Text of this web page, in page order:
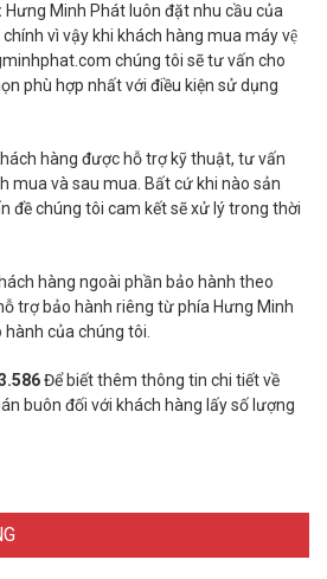
Hưng Minh Phát luôn đặt nhu cầu của
vì vậy khi khách hàng mua máy vệ
chúng tôi sẽ tư vấn cho
phù hợp nhất với điều kiện sử dụng
hàng được hỗ trợ kỹ thuật, tư vấn
mua và sau mua. Bất cứ khi nào sản
đề chúng tôi cam kết sẽ xử lý trong thời
hàng ngoài phần bảo hành theo
trợ bảo hành riêng từ phía Hưng Minh
của chúng tôi.
Để biết thêm thông tin chi tiết về
buôn đối với khách hàng lấy số lượng